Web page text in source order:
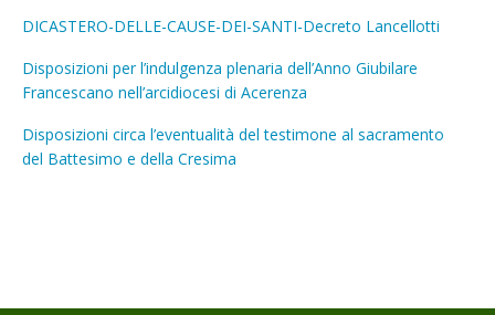
DICASTERO-DELLE-CAUSE-DEI-SANTI-Decreto Lancellotti
Disposizioni per l’indulgenza plenaria dell’Anno Giubilare
Francescano nell’arcidiocesi di Acerenza
Disposizioni circa l’eventualità del testimone al sacramento
del Battesimo e della Cresima